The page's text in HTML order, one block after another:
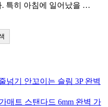
. 특히 아침에 일어났을 …
넘기 안꼬이는 슬림 3P 완벽
매트 스탠다드 6mm 완벽 가